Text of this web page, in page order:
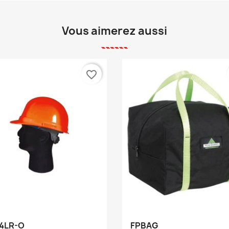
Vous aimerez aussi
Aperçu rapide
O
favorite_border

FPBAG